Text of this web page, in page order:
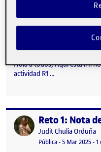
Publicado por
Reto 1
Visibilidad:
Pública-Fecha de
5 Mar 20255-1
Hola a todos, Aquí está mi
actividad R1 …
Publicado porReto 1: Nota
Publicado por
Judit Chulia Orduña
Visibilidad:
Pública-Fecha de
5 Mar 20255-1